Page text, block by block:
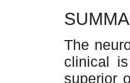
The
clinical
superior